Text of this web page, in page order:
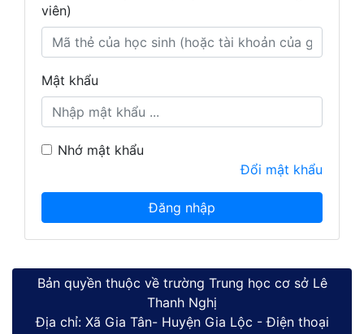
viên)
Mật khẩu
Nhớ mật khẩu
Đổi mật khẩu
Bản quyền thuộc về trường Trung học cơ sở Lê
Thanh Nghị
Địa chỉ: Xã Gia Tân- Huyện Gia Lộc - Điện thoại